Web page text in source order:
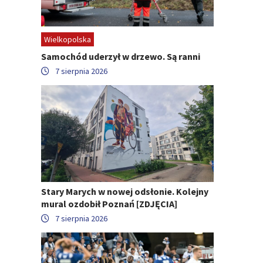
Wielkopolska
Samochód uderzył w drzewo. Są ranni
7 sierpnia 2026
Stary Marych w nowej odsłonie. Kolejny
mural ozdobił Poznań [ZDJĘCIA]
7 sierpnia 2026